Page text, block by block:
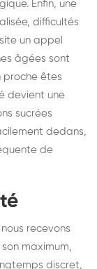
Enfin, une
difficultés
un appel
âgées sont
proche êtes
devient une
sucrées
dedans,
de
recevons
maximum,
discret,